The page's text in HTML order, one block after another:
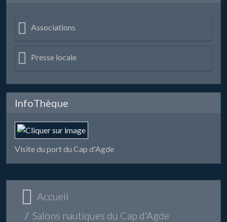
Associations
Presse locale
InfoThèque
Visite du port du Cap d'Agde
Accueil
Salons nautiques du Cap d'Agde